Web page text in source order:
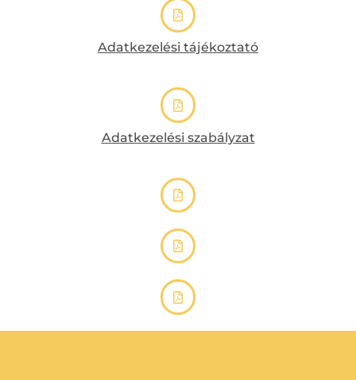
Adatkezelési tájékoztató
Adatkezelési szabályzat